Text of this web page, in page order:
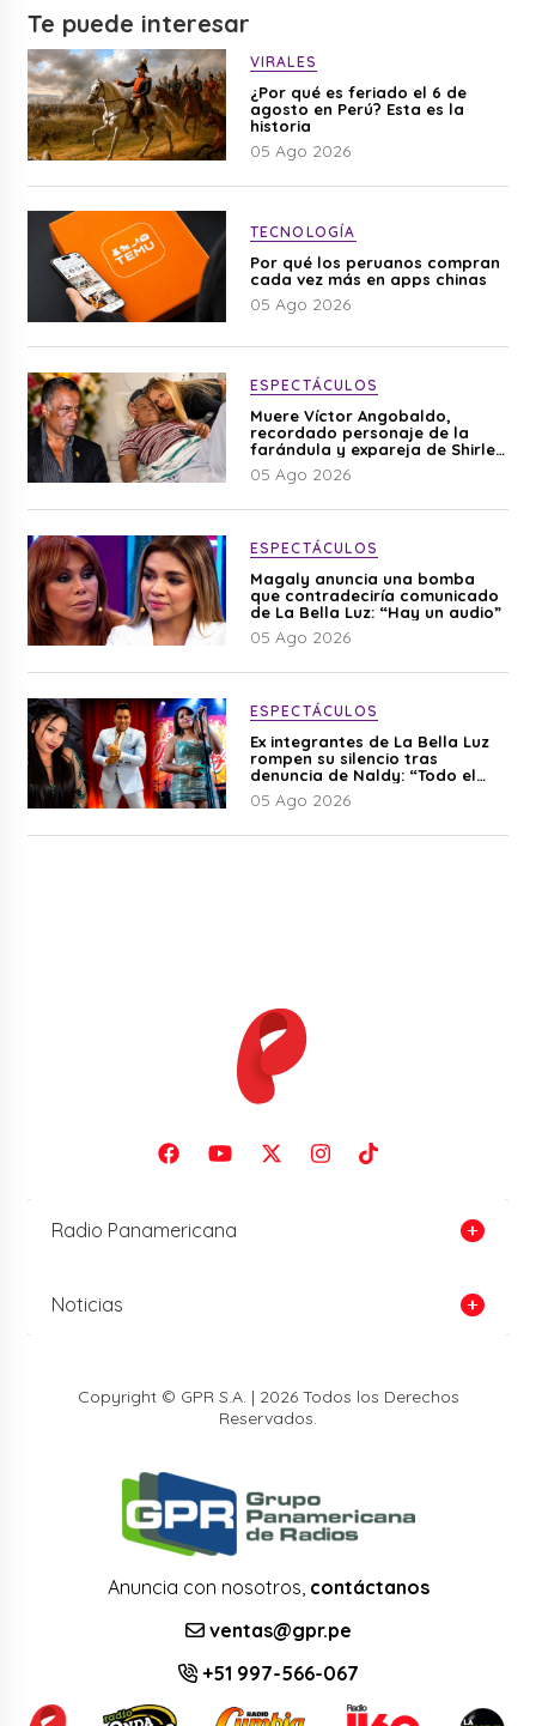
Te puede interesar
VIRALES
¿Por qué es feriado el 6 de
agosto en Perú? Esta es la
historia
05 Ago 2026
TECNOLOGÍA
Por qué los peruanos compran
cada vez más en apps chinas
05 Ago 2026
ESPECTÁCULOS
Muere Víctor Angobaldo,
recordado personaje de la
farándula y expareja de Shirley
Cherres
05 Ago 2026
ESPECTÁCULOS
Magaly anuncia una bomba
que contradeciría comunicado
de La Bella Luz: “Hay un audio”
05 Ago 2026
ESPECTÁCULOS
Ex integrantes de La Bella Luz
rompen su silencio tras
denuncia de Naldy: “Todo el
mundo lo sabía”
05 Ago 2026
Radio Panamericana
Noticias
Copyright © GPR S.A. | 2026 Todos los Derechos
Reservados.
Anuncia con nosotros, contáctanos
ventas@gpr.pe
+51 997-566-067